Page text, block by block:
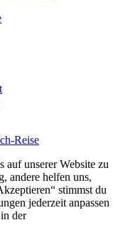
Reise
auf unserer Website zu
andere helfen uns,
stimmst du
jederzeit anpassen
der